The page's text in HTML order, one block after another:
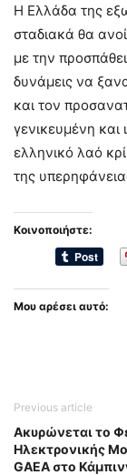
Η Ελλάδα της
σταδιακά θα
με την
δυνάμεις να
και τον
γενικευμένη και
ελληνικό λαό
της
Κοινοποιήστε:
Μου αρέσει αυτό:
Previous article
Ακυρώνεται το
Ηλεκτρονικής
GAEA στο